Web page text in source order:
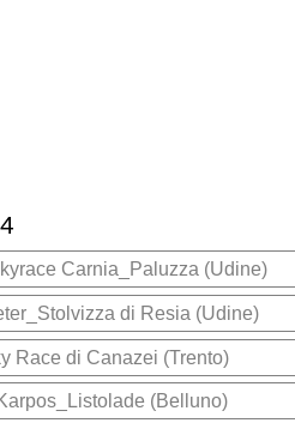
Carnia_Paluzza (Udine)
di Resia (Udine)
Race di Canazei (Trento)
(Belluno)